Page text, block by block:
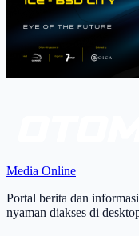
Media Online
Portal berita dan
nyaman diakses di